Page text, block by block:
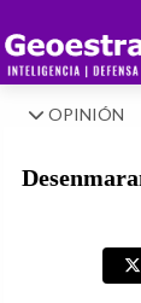
OPINIÓN